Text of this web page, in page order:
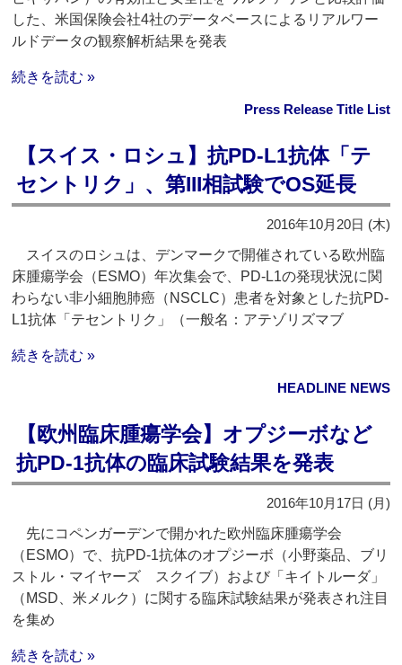
した、米国保険会社4社のデータベースによるリアルワー
ルドデータの観察解析結果を発表
続きを読む »
Press Release Title List
【スイス・ロシュ】抗PD-L1抗体「テ
セントリク」、第III相試験でOS延長
2016年10月20日 (木)
スイスのロシュは、デンマークで開催されている欧州臨
床腫瘍学会（ESMO）年次集会で、PD-L1の発現状況に関
わらない非小細胞肺癌（NSCLC）患者を対象とした抗PD-
L1抗体「テセントリク」（一般名：アテゾリズマブ
続きを読む »
HEADLINE NEWS
【欧州臨床腫瘍学会】オプジーボなど
抗PD-1抗体の臨床試験結果を発表
2016年10月17日 (月)
先にコペンガーデンで開かれた欧州臨床腫瘍学会
（ESMO）で、抗PD-1抗体のオプジーボ（小野薬品、ブリ
ストル・マイヤーズ スクイブ）および「キイトルーダ」
（MSD、米メルク）に関する臨床試験結果が発表され注目
を集め
続きを読む »